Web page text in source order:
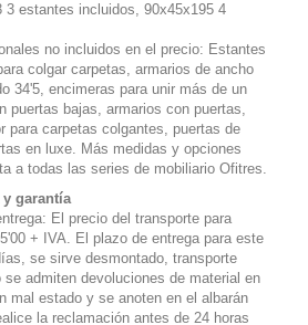
3 estantes incluidos, 90x45x195 4
no incluidos en el precio: Estantes
colgar carpetas, armarios de ancho
34'5, encimeras para unir más de un
puertas bajas, armarios con puertas,
para carpetas colgantes, puertas de
en luxe. Más medidas y opciones
a todas las series de mobiliario Ofitres.
garantía
El precio del transporte para
+ IVA. El plazo de entrega para este
se sirve desmontado, transporte
admiten devoluciones de material en
mal estado y se anoten en el albarán
la reclamación antes de 24 horas